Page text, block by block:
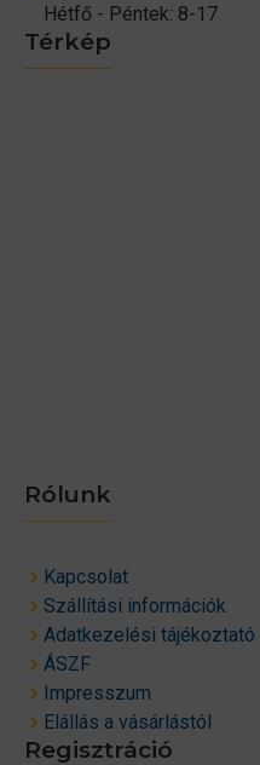
Térkép
Rólunk
Kapcsolat
Szállítási információk
Adatkezelési tájékoztató
ÁSZF
Impresszum
Elállás a vásárlástól
Hétfő - Péntek: 8-17
Regisztráció